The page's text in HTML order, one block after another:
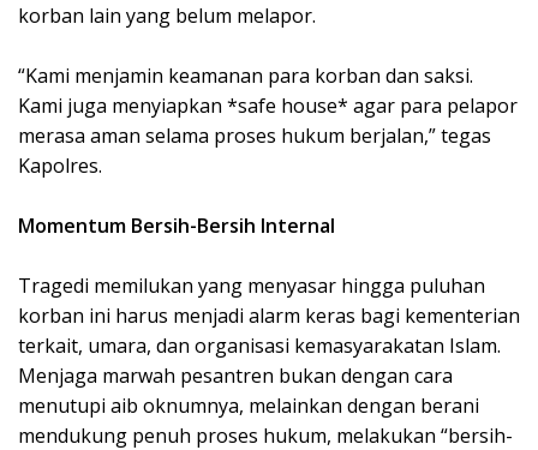
korban lain yang belum melapor.
“Kami menjamin keamanan para korban dan saksi.
Kami juga menyiapkan *safe house* agar para pelapor
merasa aman selama proses hukum berjalan,” tegas
Kapolres.
Momentum Bersih-Bersih Internal
Tragedi memilukan yang menyasar hingga puluhan
korban ini harus menjadi alarm keras bagi kementerian
terkait, umara, dan organisasi kemasyarakatan Islam.
Menjaga marwah pesantren bukan dengan cara
menutupi aib oknumnya, melainkan dengan berani
mendukung penuh proses hukum, melakukan “bersih-